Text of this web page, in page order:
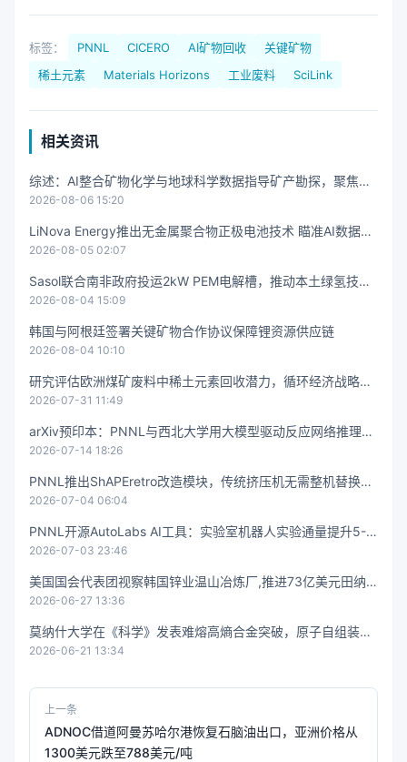
标签： PNNL CICERO AI矿物回收
关键矿物
稀土元素
Materials Horizons 工业废料 SciLink
相关资讯
综述：AI整合矿物化学与地球科学数据指导矿产勘探，聚焦关
键矿物资源发现
2026-08-06 15:20
LiNova Energy推出无金属聚合物正极电池技术 瞄准AI数据中
心高功率需求
2026-08-05 02:07
Sasol联合南非政府投运2kW PEM电解槽，推动本土绿氢技术
和铂族金属应用
2026-08-04 15:09
韩国与阿根廷签署关键矿物合作协议保障锂资源供应链
2026-08-04 10:10
研究评估欧洲煤矿废料中稀土元素回收潜力，循环经济战略下
的关键矿物新来源
2026-07-31 11:49
arXiv预印本：PNNL与西北大学用大模型驱动反应网络推理，
CO₂电还原铜铁催化剂乙酸选择性提升3倍
2026-07-14 18:26
PNNL推出ShAPEretro改造模块，传统挤压机无需整机替换即
可升级为先进剪切辅助挤压
2026-07-04 06:04
PNNL开源AutoLabs AI工具：实验室机器人实验通量提升5-1
0倍，加速电池科学创新
2026-07-03 23:46
美国国会代表团视察韩国锌业温山冶炼厂,推进73亿美元田纳
西Project Crucible项目
2026-06-27 13:36
莫纳什大学在《科学》发表难熔高熵合金突破，原子自组装造
出屈服强度超2吉帕的块状超级合金
2026-06-21 13:34
上一条
ADNOC借道阿曼苏哈尔港恢复石脑油出口，亚洲价格从
1300美元跌至788美元/吨